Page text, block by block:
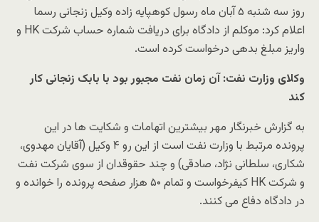
روز سه شنبه ۵ آبان ماه رسول کوهپایه زاده وکیل زنجانی رسما
اعلام کرد: موکلم از دادگاه برای دریافت شماره حساب شرکت HK و
واریز مبلغ بدهی درخواست کرده است.
وکلای وزارت نفت: آن زمان نفت مجبور بود با بابک زنجانی کار
کند
به گزارش خبرنگار مهر بیشترین اتهامات و شکایت ها در این
پرونده مرتبط با وزارت نفت است از این رو ۴ وکیل (آقایان مهدوی،
شکاری، سلطانی نژاد، صادقی) و چند حقوقدان از سوی شرکت نفت
و شرکت HK کیفرخواست و تمام ۵۰ هزار صفحه پرونده را خوانده و
در دادگاه دفاع می کنند.